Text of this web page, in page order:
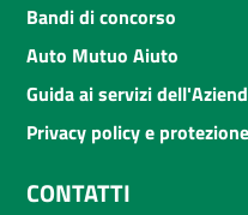
Bandi di concorso
Auto Mutuo Aiuto
Guida ai servizi
Privacy policy e
CONTATTI